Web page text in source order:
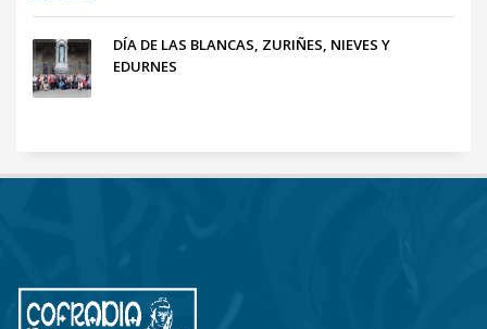
DÍA DE LAS BLANCAS, ZURIÑES, NIEVES Y
EDURNES